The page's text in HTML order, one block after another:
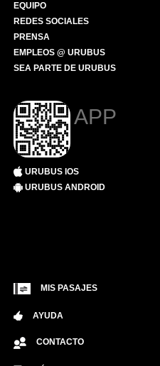
EQUIPO
REDES SOCIALES
PRENSA
EMPLEOS @ URUBUS
SEA PARTE DE URUBUS
APP
URUBUS IOS
URUBUS ANDROID
MIS PASAJES
AYUDA
CONTACTO